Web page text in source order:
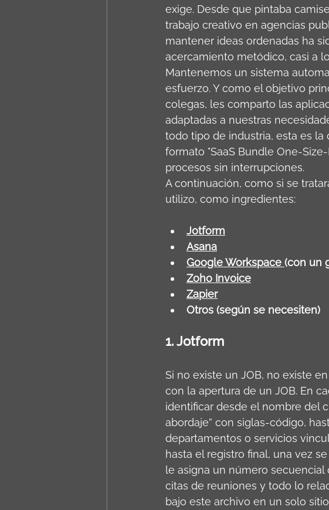
exige. Desde que pintaba
trabajo creativo en agencias
mantener ideas ordenadas ha
acercamiento metódico, casi a
Mantenemos un sistema
esfuerzo. Y como el objetivo
colegas, les comparto las
adaptadas a nuestras
todo tipo de industria, esta es la
formato "SaaS Bundle One-
procesos sin interrupciones.
A continuación, como si se
utilizo, como ingredientes:
Jotform
Asana
Google Workspace (con un
Zoho Invoice
Zapier
Otros (según se necesiten)
1. Jotform
Si no existe un JOB, no existe
con la apertura de un JOB. En
identificar desde el nombre del
abordaje” con siglas-código,
departamentos o servicios
hasta el registro final, una vez
le asigna un número secuencial
citas de reuniones y todo lo
bajo este archivo en un solo